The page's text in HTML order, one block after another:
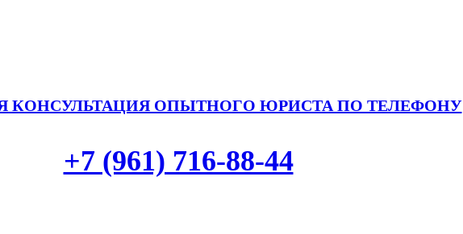
КОНСУЛЬТАЦИЯ ОПЫТНОГО ЮРИСТА ПО ТЕЛЕФОНУ
+7 (961) 716-88-44